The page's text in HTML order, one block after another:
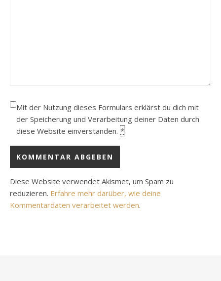
Mit der Nutzung dieses Formulars erklärst du dich mit
der Speicherung und Verarbeitung deiner Daten durch
diese Website einverstanden. *
Diese Website verwendet Akismet, um Spam zu
reduzieren. Erfahre mehr darüber, wie deine
Kommentardaten verarbeitet werden.